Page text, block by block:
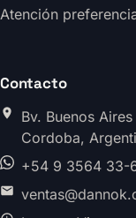
Atención
Contacto
Bv. Buenos
Cordoba,
+54 9 3564 33-